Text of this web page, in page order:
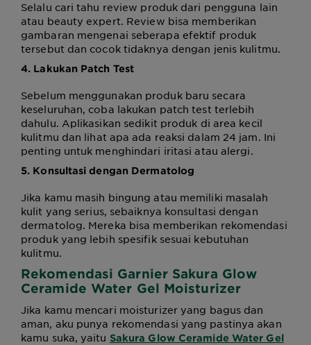
Selalu cari tahu review produk dari pengguna lain
atau beauty expert. Review bisa memberikan
gambaran mengenai seberapa efektif produk
tersebut dan cocok tidaknya dengan jenis kulitmu.
4. Lakukan Patch Test
Sebelum menggunakan produk baru secara
keseluruhan, coba lakukan patch test terlebih
dahulu. Aplikasikan sedikit produk di area kecil
kulitmu dan lihat apa ada reaksi dalam 24 jam. Ini
penting untuk menghindari iritasi atau alergi.
5. Konsultasi dengan Dermatolog
Jika kamu masih bingung atau memiliki masalah
kulit yang serius, sebaiknya konsultasi dengan
dermatolog. Mereka bisa memberikan rekomendasi
produk yang lebih spesifik sesuai kebutuhan
kulitmu.
Rekomendasi Garnier Sakura Glow
Ceramide Water Gel Moisturizer
Jika kamu mencari moisturizer yang bagus dan
aman, aku punya rekomendasi yang pastinya akan
kamu suka, yaitu Sakura Glow Ceramide Water Gel